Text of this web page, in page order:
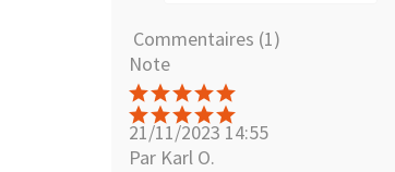
Commentaires (1)
Note
21/11/2023 14:55
Par Karl O.